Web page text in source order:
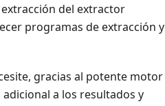
del extractor
programas de extracción y
gracias al potente motor
a los resultados y